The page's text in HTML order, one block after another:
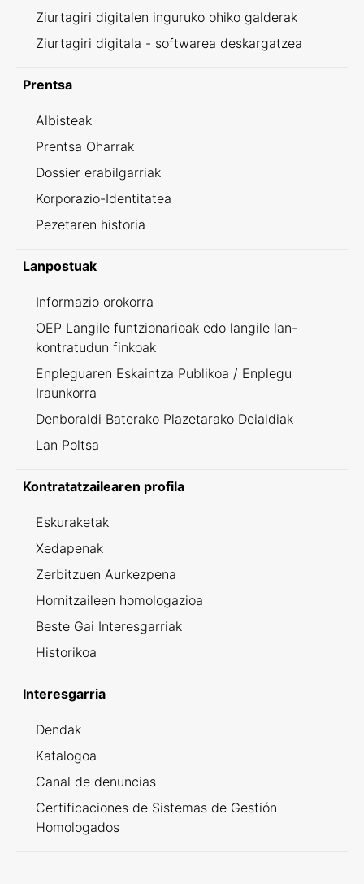
Ziurtagiri digitalen inguruko ohiko galderak
Ziurtagiri digitala - softwarea deskargatzea
Prentsa
Albisteak
Prentsa Oharrak
Dossier erabilgarriak
Korporazio-Identitatea
Pezetaren historia
Lanpostuak
Informazio orokorra
OEP Langile funtzionarioak edo langile lan-
kontratudun finkoak
Enpleguaren Eskaintza Publikoa / Enplegu
Iraunkorra
Denboraldi Baterako Plazetarako Deialdiak
Lan Poltsa
Kontratatzailearen profila
Eskuraketak
Xedapenak
Zerbitzuen Aurkezpena
Hornitzaileen homologazioa
Beste Gai Interesgarriak
Historikoa
Interesgarria
Dendak
Katalogoa
Canal de denuncias
Certificaciones de Sistemas de Gestión
Homologados